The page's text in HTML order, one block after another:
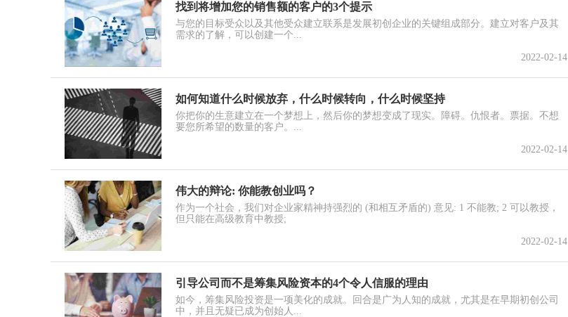
找到将增加您的销售额的客户的3个提示
与您的目标受众以及其他受众建立联系是发展初创企业的关键组成部分。建立对客户及其
需求的了解，可以创建一个...
2022-02-14
如何知道什么时候放弃，什么时候转向，什么时候坚持
你把你的生意建立在一个梦想上，然后你的梦想变成了现实。障碍。仇恨者。票据。不想
要您所希望的数量的客户。...
2022-02-14
伟大的辩论: 你能教创业吗？
作为一个社会，我们对企业家精神持强烈的 (和相互矛盾的) 意见: 1 不能教; 2 可以教授，
但只能在高级教育中教授;
2022-02-14
引导公司而不是筹集风险资本的4个令人信服的理由
如今，筹集风险投资是一项美化的成就。回合是广为人知的成就，尤其是在早期初创公司
中，并且无疑已成为创始人...